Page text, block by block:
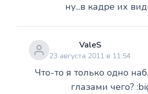
ну...в кадре их
ValeS
23 августа 2011 в 11:54
Что-то я только одно
глазами чего?